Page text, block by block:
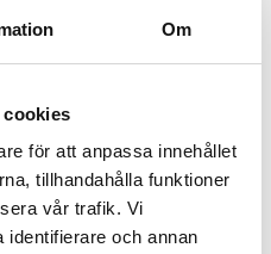
Om
cookies
för att anpassa innehållet
tillhandahålla funktioner
vår trafik. Vi
identifierare och annan
som grundades
diskriminering
Deras
en trygg arbetsmiljö
vid tillverkning av